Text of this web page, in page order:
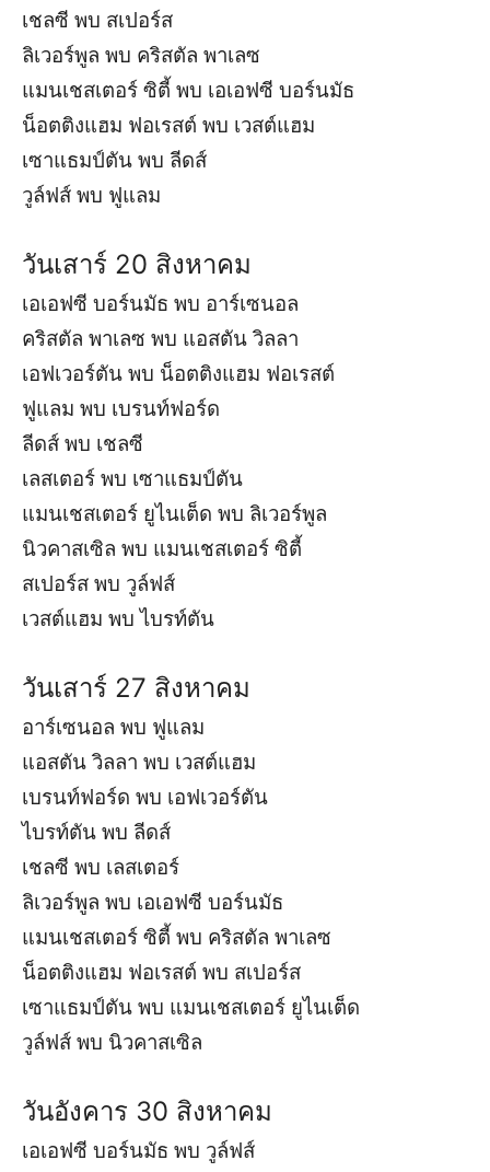
เชลซี พบ สเปอร์ส
ลิเวอร์พูล พบ คริสตัล พาเลซ
แมนเชสเตอร์ ซิตี้ พบ เอเอฟซี บอร์นมัธ
น็อตติงแฮม ฟอเรสต์ พบ เวสต์แฮม
เซาแธมป์ตัน พบ ลีดส์
วูล์ฟส์ พบ ฟูแลม
วันเสาร์ 20 สิงหาคม
เอเอฟซี บอร์นมัธ พบ อาร์เซนอล
คริสตัล พาเลซ พบ แอสตัน วิลลา
เอฟเวอร์ตัน พบ น็อตติงแฮม ฟอเรสต์
ฟูแลม พบ เบรนท์ฟอร์ด
ลีดส์ พบ เชลซี
เลสเตอร์ พบ เซาแธมป์ตัน
แมนเชสเตอร์ ยูไนเต็ด พบ ลิเวอร์พูล
นิวคาสเซิล พบ แมนเชสเตอร์ ซิตี้
สเปอร์ส พบ วูล์ฟส์
เวสต์แฮม พบ ไบรท์ตัน
วันเสาร์ 27 สิงหาคม
อาร์เซนอล พบ ฟูแลม
แอสตัน วิลลา พบ เวสต์แฮม
เบรนท์ฟอร์ด พบ เอฟเวอร์ตัน
ไบรท์ตัน พบ ลีดส์
เชลซี พบ เลสเตอร์
ลิเวอร์พูล พบ เอเอฟซี บอร์นมัธ
แมนเชสเตอร์ ซิตี้ พบ คริสตัล พาเลซ
น็อตติงแฮม ฟอเรสต์ พบ สเปอร์ส
เซาแธมป์ตัน พบ แมนเชสเตอร์ ยูไนเต็ด
วูล์ฟส์ พบ นิวคาสเซิล
วันอังคาร 30 สิงหาคม
เอเอฟซี บอร์นมัธ พบ วูล์ฟส์